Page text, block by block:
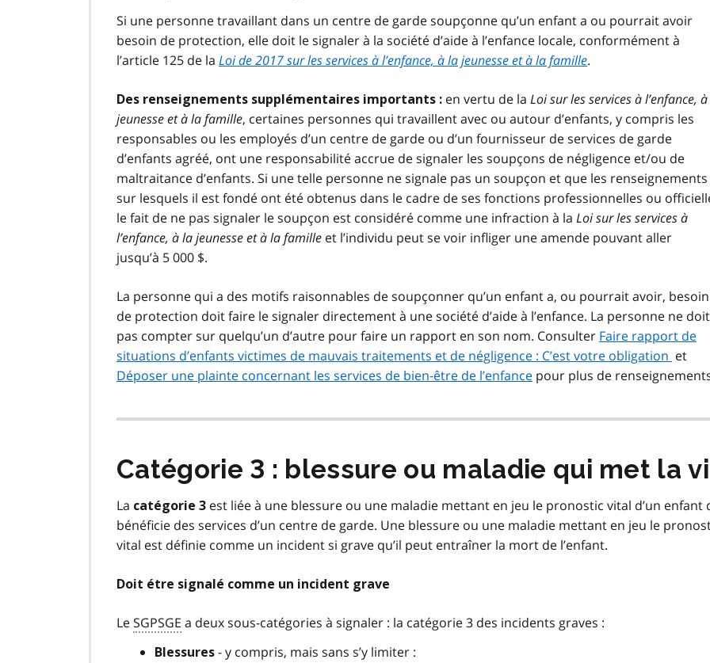
Si une personne travaillant dans un centre de garde soupçonne qu’un enfant a ou pourrait avoir
besoin de protection, elle doit le signaler à la société d’aide à l’enfance locale, conformément à
l’article 125 de la Loi de 2017 sur les services à l’enfance, à la jeunesse et à la famille.
Des renseignements supplémentaires importants : en vertu de la Loi sur les services à l’enfance,
jeunesse et à la famille, certaines personnes qui travaillent avec ou autour d’enfants, y compris les
responsables ou les employés d’un centre de garde ou d’un fournisseur de services de garde
d’enfants agréé, ont une responsabilité accrue de signaler les soupçons de négligence et/ou de
maltraitance d’enfants. Si une telle personne ne signale pas un soupçon et que les renseignements
sur lesquels il est fondé ont été obtenus dans le cadre de ses fonctions professionnelles ou
le fait de ne pas signaler le soupçon est considéré comme une infraction à la Loi sur les services à
l’enfance, à la jeunesse et à la famille et l’individu peut se voir infliger une amende pouvant aller
jusqu’à 5 000 $.
La personne qui a des motifs raisonnables de soupçonner qu’un enfant a, ou pourrait avoir, besoin
de protection doit faire le signaler directement à une société d’aide à l’enfance. La personne ne doit
pas compter sur quelqu’un d’autre pour faire un rapport en son nom. Consulter Faire rapport de
situations d’enfants victimes de mauvais traitements et de négligence : C’est votre obligation et
Déposer une plainte concernant les services de bien-être de l’enfance pour plus de
Catégorie 3 : blessure ou maladie qui met la
La catégorie 3 est liée à une blessure ou une maladie mettant en jeu le pronostic vital d’un enfant
bénéficie des services d’un centre de garde. Une blessure ou une maladie mettant en jeu le
vital est définie comme un incident si grave qu’il peut entraîner la mort de l’enfant.
Doit étre signalé comme un incident grave
LeSGPSGE a deux sous-catégories à signaler : la catégorie 3 des incidents graves :
Blessures - y compris, mais sans s’y limiter :